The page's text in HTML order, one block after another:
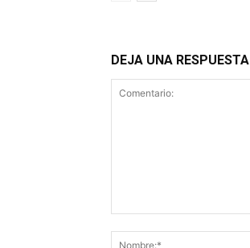
DEJA UNA RESPUESTA